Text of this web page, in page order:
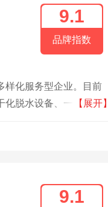
9.1
品牌指数
样化服务型企业。目前
化脱水设备、一体化地
【展开】
9.1